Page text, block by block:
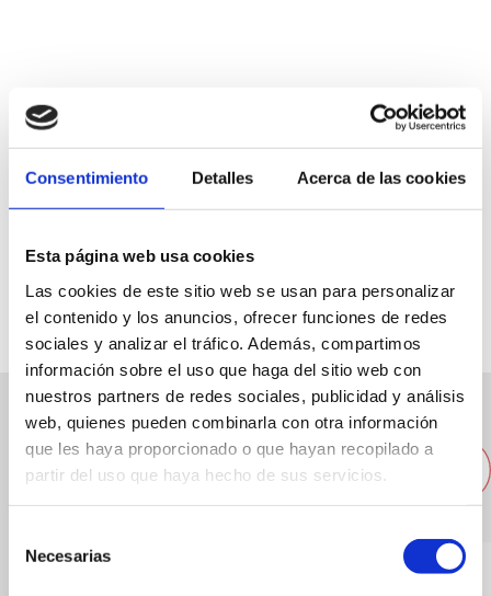
Consentimiento Detalles Acerca de las cookies
Esta página web usa cookies
Las cookies de este sitio web se usan para personalizar
el contenido y los anuncios, ofrecer funciones de redes
sociales y analizar el tráfico. Además, compartimos
información sobre el uso que haga del sitio web con
nuestros partners de redes sociales, publicidad y análisis
web, quienes pueden combinarla con otra información
que les haya proporcionado o que hayan recopilado a
partir del uso que haya hecho de sus servicios.
Necesarias
C/Patricio Ferrándi,z 33
865 821 338
Spezialität:Cafeteria
Andere nahegelegene
Restaurants